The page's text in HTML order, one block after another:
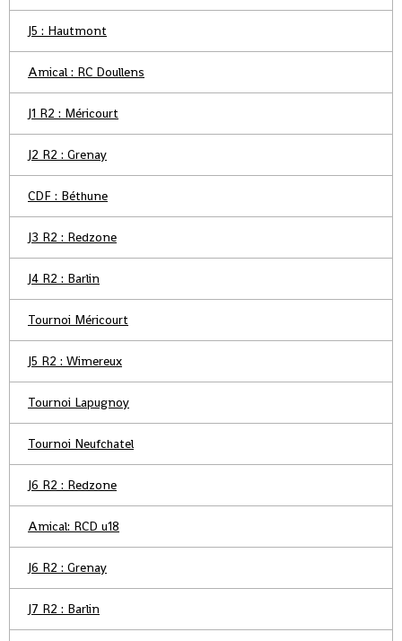
J5 : Hautmont
Amical : RC Doullens
J1 R2 : Méricourt
J2 R2 : Grenay
CDF : Béthune
J3 R2 : Redzone
J4 R2 : Barlin
Tournoi Méricourt
J5 R2 : Wimereux
Tournoi Lapugnoy
Tournoi Neufchatel
J6 R2 : Redzone
Amical: RCD u18
J6 R2 : Grenay
J7 R2 : Barlin